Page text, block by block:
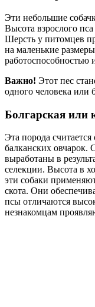
Эти небольшие
Высота взрослого
Шерсть у питомцев
на маленькие
работоспособностью
Важно! Этот пес
одного человека или
Болгарская или
Эта порода
балканских овчарок.
выработаны в
селекции. Высота в
эти собаки
скота. Они
псы отличаются
незнакомцам